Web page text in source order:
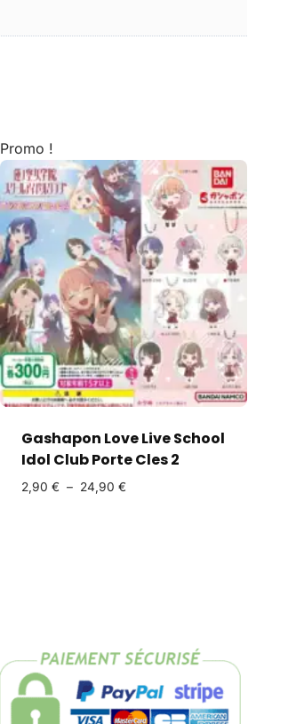
Promo !
Gashapon Love Live School
Idol Club Porte Cles 2
2,90 € – 24,90 €